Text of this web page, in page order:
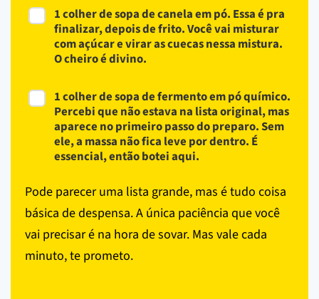
1 colher de sopa de canela em pó. Essa é pra
finalizar, depois de frito. Você vai misturar
com açúcar e virar as cuecas nessa mistura.
O cheiro é divino.
1 colher de sopa de fermento em pó químico.
Percebi que não estava na lista original, mas
aparece no primeiro passo do preparo. Sem
ele, a massa não fica leve por dentro. É
essencial, então botei aqui.
Pode parecer uma lista grande, mas é tudo coisa
básica de despensa. A única paciência que você
vai precisar é na hora de sovar. Mas vale cada
minuto, te prometo.